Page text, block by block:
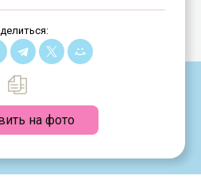
на фото